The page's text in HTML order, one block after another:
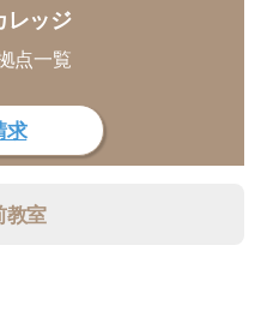
レッジ
点一覧
求
教室